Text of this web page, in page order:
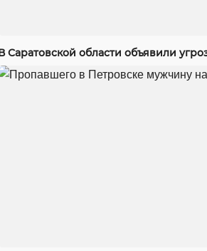
Саратовской области объявили